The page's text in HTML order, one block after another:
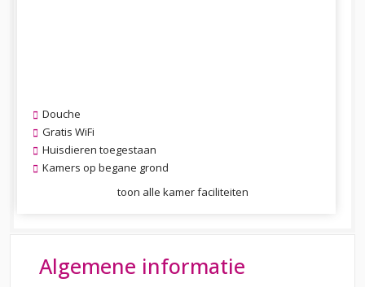
Douche
Gratis WiFi
Huisdieren toegestaan
Kamers op begane grond
toon alle kamer faciliteiten
Algemene informatie